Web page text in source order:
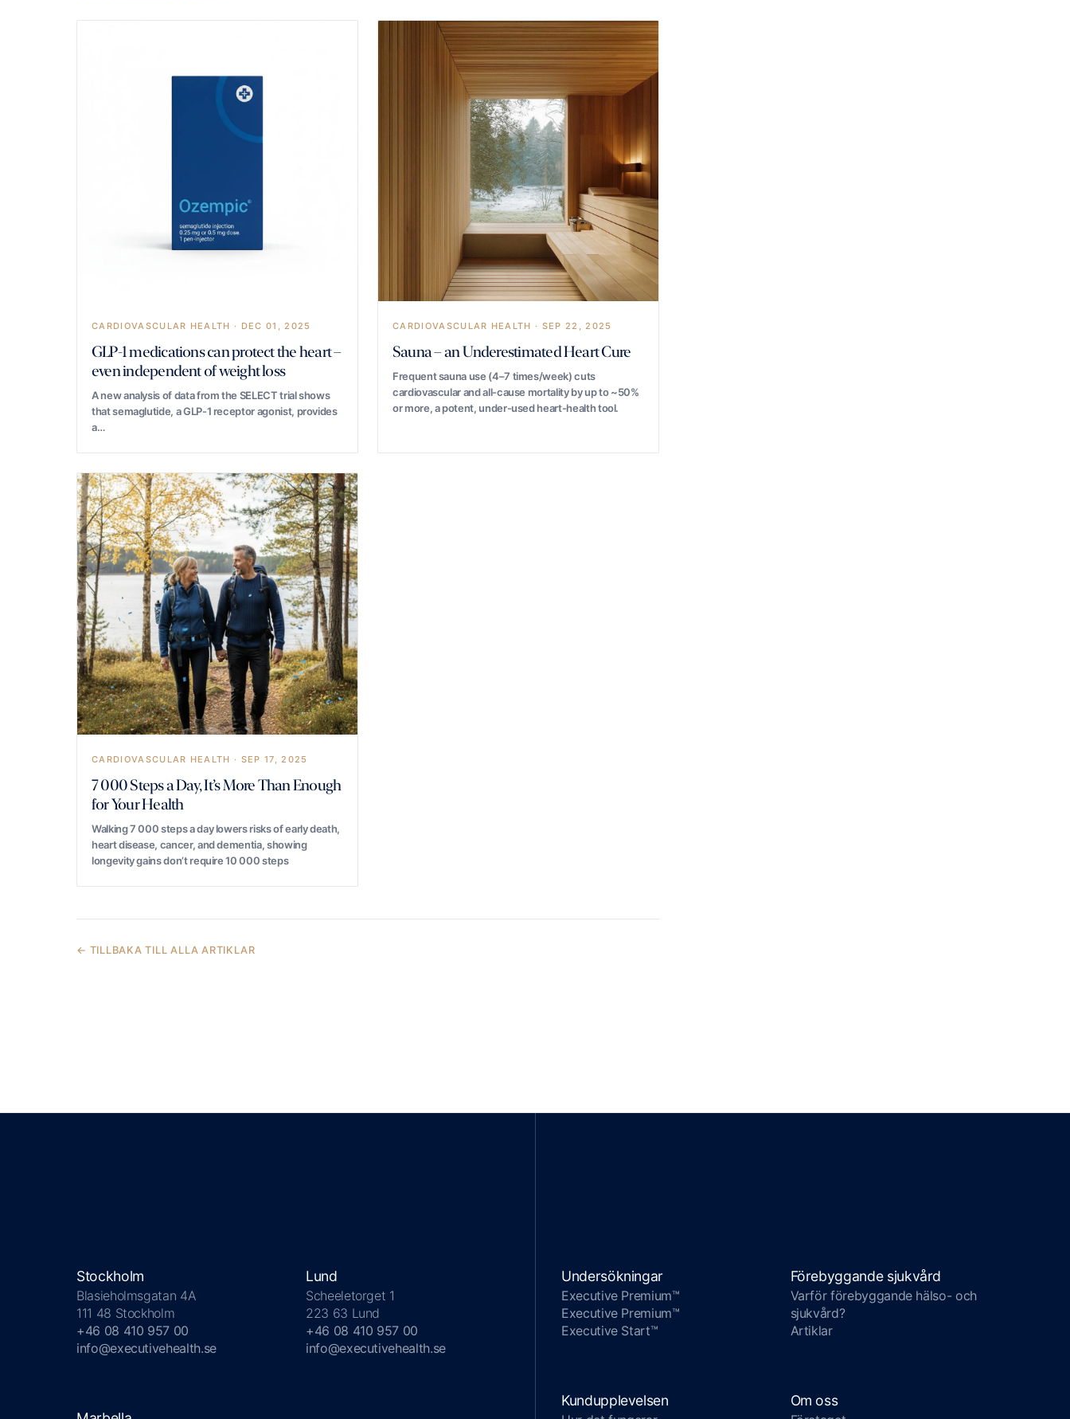
CARDIOVASCULAR HEALTH · DEC 01, 2025
GLP-1 medications can protect the heart –
even independent of weight loss
A new analysis of data from the SELECT trial shows
that semaglutide, a GLP-1 receptor agonist, provides
a…
CARDIOVASCULAR HEALTH · SEP 22, 2025
Sauna – an Underestimated Heart Cure
Frequent sauna use (4–7 times/week) cuts
cardiovascular and all-cause mortality by up to ~50%
or more, a potent, under-used heart-health tool.
CARDIOVASCULAR HEALTH · SEP 17, 2025
7 000 Steps a Day, It’s More Than Enough
for Your Health
Walking 7 000 steps a day lowers risks of early death,
heart disease, cancer, and dementia, showing
longevity gains don’t require 10 000 steps
← TILLBAKA TILL ALLA ARTIKLAR
Stockholm
Blasieholmsgatan 4A
111 48 Stockholm
+46 08 410 957 00
info@executivehealth.se
Lund
Scheeletorget 1
223 63 Lund
+46 08 410 957 00
info@executivehealth.se
Undersökningar
Executive Premium™
Executive Premium™
Executive Start™
Förebyggande sjukvård
Varför förebyggande hälso- och
sjukvård?
Artiklar
Kundupplevelsen Om oss